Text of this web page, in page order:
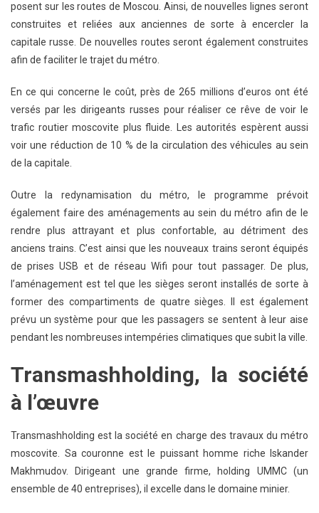
posent sur les routes de Moscou. Ainsi, de nouvelles lignes seront
construites et reliées aux anciennes de sorte à encercler la
capitale russe. De nouvelles routes seront également construites
afin de faciliter le trajet du métro.
En ce qui concerne le coût, près de 265 millions d’euros ont été
versés par les dirigeants russes pour réaliser ce rêve de voir le
trafic routier moscovite plus fluide. Les autorités espèrent aussi
voir une réduction de 10 % de la circulation des véhicules au sein
de la capitale.
Outre la redynamisation du métro, le programme prévoit
également faire des aménagements au sein du métro afin de le
rendre plus attrayant et plus confortable, au détriment des
anciens trains. C’est ainsi que les nouveaux trains seront équipés
de prises USB et de réseau Wifi pour tout passager. De plus,
l’aménagement est tel que les sièges seront installés de sorte à
former des compartiments de quatre sièges. Il est également
prévu un système pour que les passagers se sentent à leur aise
pendant les nombreuses intempéries climatiques que subit la ville.
Transmashholding, la société
à l’œuvre
Transmashholding est la société en charge des travaux du métro
moscovite. Sa couronne est le puissant homme riche Iskander
Makhmudov. Dirigeant une grande firme, holding UMMC (un
ensemble de 40 entreprises), il excelle dans le domaine minier.